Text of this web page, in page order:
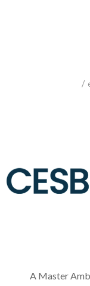
/
A Master